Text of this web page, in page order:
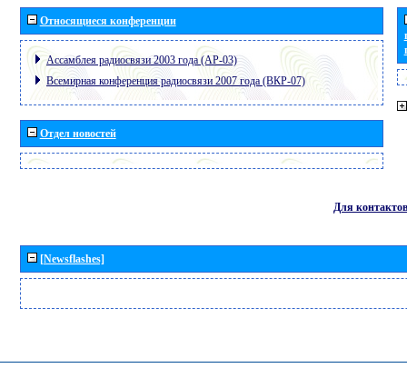
Относящиеся конференции
Ассамблея радиосвязи 2003 года (АР-03)
Всемирная конференция радиосвязи 2007 года (ВКР-07)
Отдел новостей
Для контактов
[Newsflashes]